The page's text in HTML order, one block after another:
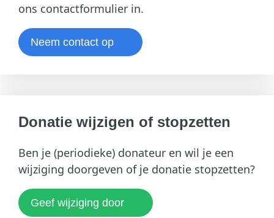
ons contactformulier in.
Neem contact op
Donatie wijzigen of stopzetten
Ben je (periodieke) donateur en wil je een
wijziging doorgeven of je donatie stopzetten?
Geef wijziging door